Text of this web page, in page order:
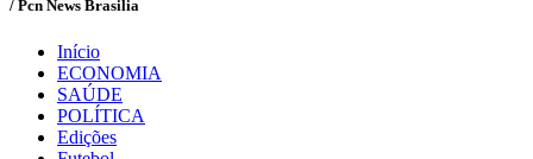
/ Pcn News Brasilia
Início
ECONOMIA
SAÚDE
POLÍTICA
Edições